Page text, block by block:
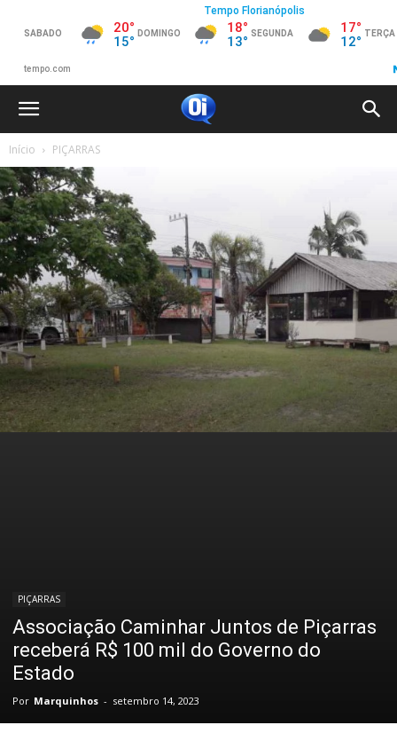
Início PIÇARRAS
PIÇARRAS
Associação Caminhar Juntos de Piçarras
receberá R$ 100 mil do Governo do
Estado
Por Marquinhos - setembro 14, 2023